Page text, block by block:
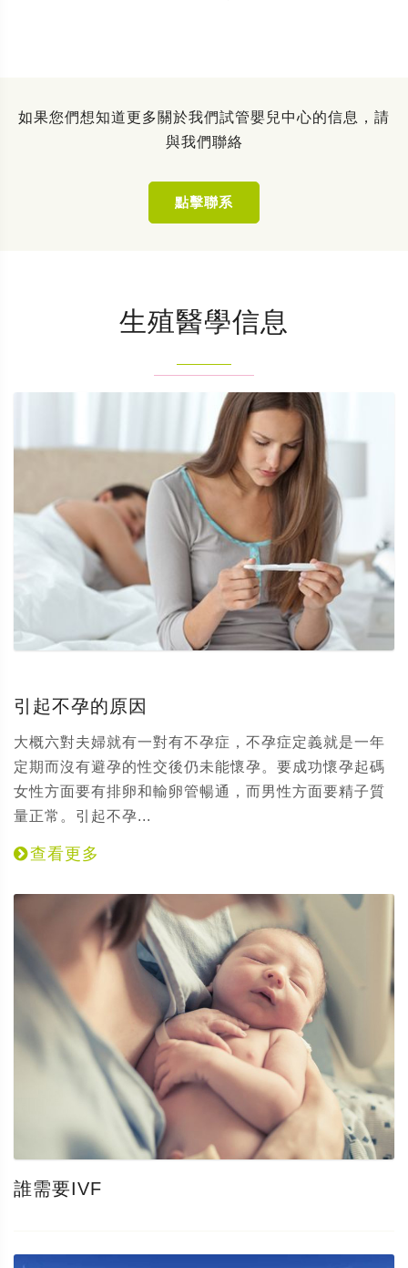
如果您們想知道更多關於我們試管嬰兒中心的信息，請
與我們聯絡
點擊聯系
生殖醫學信息
引起不孕的原因
大概六對夫婦就有一對有不孕症，不孕症定義就是一年
定期而沒有避孕的性交後仍未能懷孕。要成功懷孕起碼
女性方面要有排卵和輸卵管暢通，而男性方面要精子質
量正常。引起不孕...
查看更多
誰需要IVF